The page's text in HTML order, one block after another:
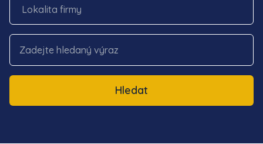
Hledat